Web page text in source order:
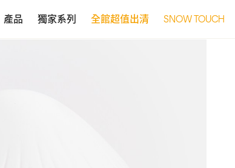
產品 獨家系列 全館超值出清 SNOW TOUCH